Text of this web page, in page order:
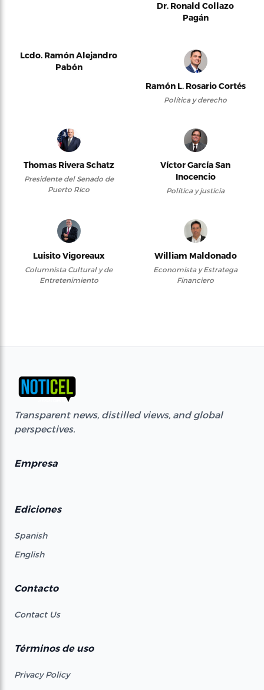
Dr. Ronald Collazo
Pagán
Lcdo. Ramón Alejandro
Pabón
Ramón L. Rosario Cortés
Política y derecho
Thomas Rivera Schatz
Presidente del Senado de
Puerto Rico
Víctor García San
Inocencio
Política y justicia
Luisito Vigoreaux
Columnista Cultural y de
Entretenimiento
William Maldonado
Economista y Estratega
Financiero
Transparent news, distilled views, and global
perspectives.
Empresa
Ediciones
Spanish
English
Contacto
Contact Us
Términos de uso
Privacy Policy